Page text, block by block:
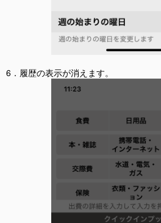
6．履歴の表示が消えます。